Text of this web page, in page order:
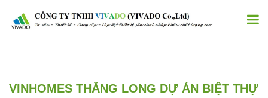
VINHOMES THĂNG LONG DỰ ÁN BIỆT THỰ